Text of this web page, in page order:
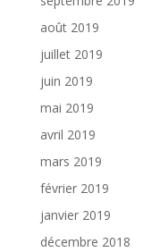
août 2019
juillet 2019
juin 2019
mai 2019
avril 2019
mars 2019
février 2019
janvier 2019
décembre 2018